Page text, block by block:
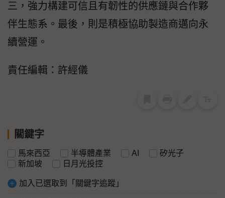
三，強力構建可信且有韌性的供應鏈與合作夥
伴生態系。最後，則是積極協助製造商邁向永
續營運。
責任編輯：許經儀
關鍵字
馬來西亞 半導體產業 AI
矽光子
新加坡
日月光投控
加入已選取到「關鍵字追蹤」